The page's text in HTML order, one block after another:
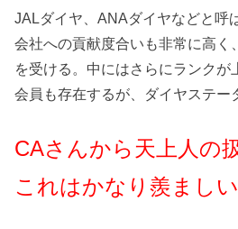
JALダイヤ、ANAダイヤなどと呼
会社への貢献度合いも非常に高く
を受ける。中にはさらにランクが
会員も存在するが、ダイヤステー
CAさんから天上人の
これはかなり羨まし